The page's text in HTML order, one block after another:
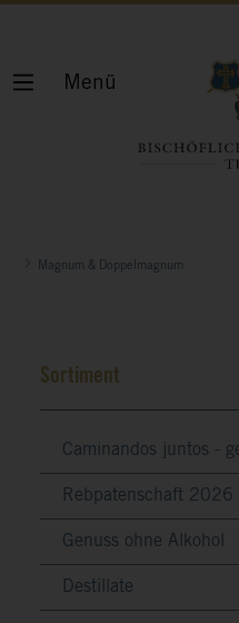
Magnum & Doppelmagnum
Sortiment
Caminandos juntos -
Rebpatenschaft 2026
Genuss ohne Alkohol
Destillate
Menü